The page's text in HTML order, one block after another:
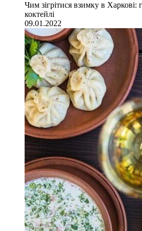
Чим зігрітися взимку в
коктейлі
09.01.2022